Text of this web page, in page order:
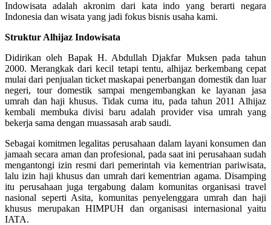
Indowisata adalah akronim dari kata indo yang berarti negara
Indonesia dan wisata yang jadi fokus bisnis usaha kami.
Struktur Alhijaz Indowisata
Didirikan oleh Bapak H. Abdullah Djakfar Muksen pada tahun
2000. Merangkak dari kecil tetapi tentu, alhijaz berkembang cepat
mulai dari penjualan ticket maskapai penerbangan domestik dan luar
negeri, tour domestik sampai mengembangkan ke layanan jasa
umrah dan haji khusus. Tidak cuma itu, pada tahun 2011 Alhijaz
kembali membuka divisi baru adalah provider visa umrah yang
bekerja sama dengan muassasah arab saudi.
Sebagai komitmen legalitas perusahaan dalam layani konsumen dan
jamaah secara aman dan profesional, pada saat ini perusahaan sudah
mengantongi izin resmi dari pemerintah via kementrian pariwisata,
lalu izin haji khusus dan umrah dari kementrian agama. Disamping
itu perusahaan juga tergabung dalam komunitas organisasi travel
nasional seperti Asita, komunitas penyelenggara umrah dan haji
khusus merupakan HIMPUH dan organisasi internasional yaitu
IATA.